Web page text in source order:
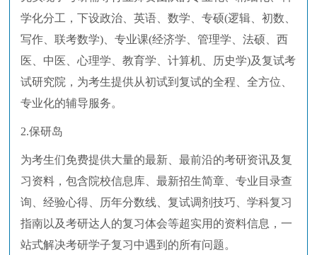
学化分工，下设政治、英语、数学、专硕(逻辑、初数、
写作、联考数学)、专业课(经济学、管理学、法硕、西
医、中医、心理学、教育学、计算机、历史学)及复试考
试研究院，为考生提供从初试到复试的全程、全方位、
专业化的辅导服务。
2.保研岛
为考生们免费提供大量的最新、最前沿的考研资讯及复
习资料，包含院校信息库、最新招生简章、专业目录查
询、经验心得、历年分数线、复试调剂技巧、学科复习
指南以及考研达人的复习体会等超实用的资料信息，一
站式解决考研学子复习中遇到的所有问题。